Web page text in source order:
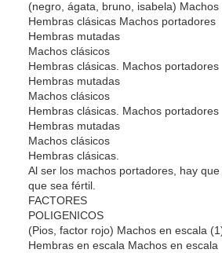
(negro, ágata, bruno, isabela)
Hembras clásicas Machos portadores
Hembras mutadas
Machos clásicos
Hembras clásicas. Machos portadores
Hembras mutadas
Machos clásicos
Hembras clásicas. Machos portadores
Hembras mutadas
Machos clásicos
Hembras clásicas.
Al ser los machos portadores, hay
que sea fértil.
FACTORES
POLIGENICOS
(Pios, factor rojo) Machos en escala
Hembras en escala Machos en escala